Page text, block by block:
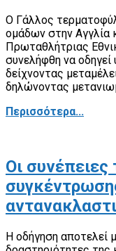
Ο Γάλλος
ομάδων στην Αγγλία
Πρωταθλήτριας
συνελήφθη να οδηγεί
δείχνοντας
δηλώνοντας
Περισσότερα...
Οι
Η οδήγηση αποτελεί